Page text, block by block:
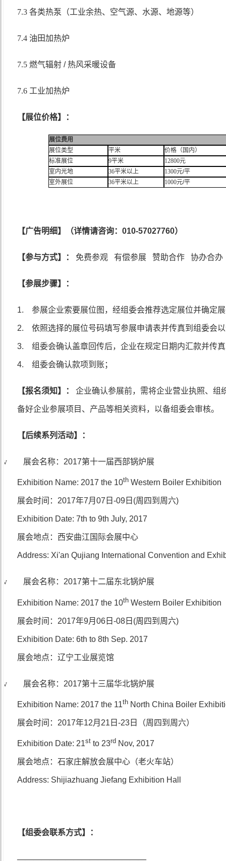
7.3 各类热泵（工业余热、空气源、水源、地源等）
7.4 油田加热炉
7.5 燃气辐射 /热风采暖设备
7.6 工业加热炉
【展位价格】：
展位费用
展位类型
平米
价格（国内）
标准展位
9平米 12800元
室内光地
36平米以上 1300元/平
室外展位
36平米以上 1000元/平
【广告明细】（详情请咨询： 010-57027760）
【参与方式】： 免费参观 有偿参展 赞助合作 协办合办
【参展步骤】：
1. 参展企业索要展位图，经组委会推荐选定展位并确定
2. 依照选择的展位号码填写参展申请表并传真到组委会
3. 组委会确认盖章回传后，企业在规定日期内汇款并传
4. 组委会确认款项到账；
【报名须知】： 企业确认参展前，需将企业营业执照、组
备好企业参展项目、产品等相关资料，以备组委会审核。
【后续系列活动】：
v 展会名称： 2017第十一届西部锅炉展
Exhibition Name: 2017 the 10th Western Boiler Exhibition
展会时间： 2017年7月 07 日 -09 日 (周四到周六)
Exhibition Date: 7th to 9th July, 2017
展会地点：西安曲江国际会展中心
Address: Xi'an Qujiang International Convention and
v 展会名称： 2017第十二届东北锅炉展
Exhibition Name: 2017 the 10th Western Boiler Exhibition
展会时间： 2017年9月 06 日 -08 日 (周四到周六)
Exhibition Date: 6th to 8th Sep. 2017
展会地点：辽宁工业展览馆
v 展会名称： 2017第十三届华北锅炉展
Exhibition Name: 2017 the 11th North China Boiler
展会时间： 2017年12月 21 日 -23 日（周四到周六）
Exhibition Date: 21st to 23rd Nov, 2017
展会地点：石家庄解放会展中心（老火车站）
Address: Shijiazhuang Jiefang Exhibition Hall
【组委会联系方式】：
————————————————